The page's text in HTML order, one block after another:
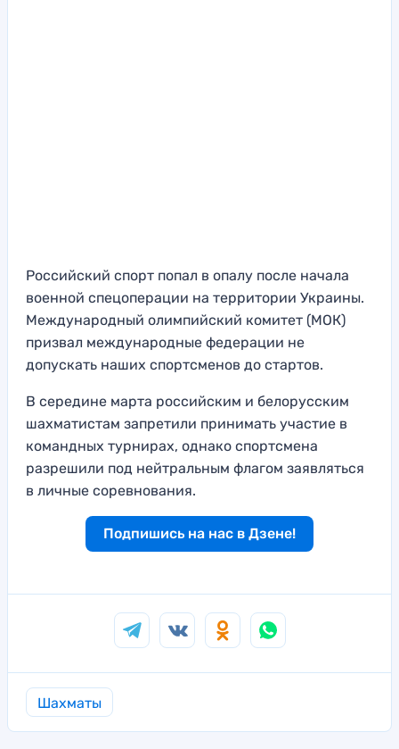
Российский спорт попал в опалу после начала
военной спецоперации на территории Украины.
Международный олимпийский комитет (МОК)
призвал международные федерации не
допускать наших спортсменов до стартов.
В середине марта российским и белорусским
шахматистам запретили принимать участие в
командных турнирах, однако спортсмена
разрешили под нейтральным флагом заявляться
в личные соревнования.
Подпишись на нас в Дзене!
Шахматы